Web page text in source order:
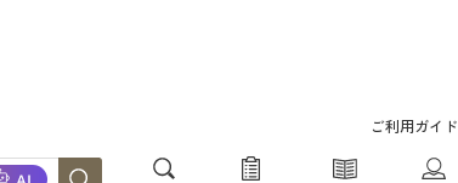
ご利用ガイド